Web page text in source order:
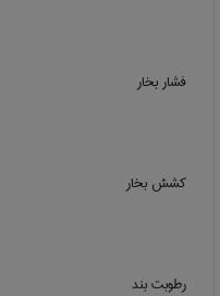
فشار بخار
کشش بخار
رطوبت بند